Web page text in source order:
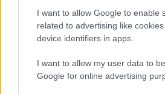
I want to allow Google to enable
related to advertising like
device identifiers in apps.
I want to allow my user data to
Google for online advertising
A Vienna Capitals
bajnokot